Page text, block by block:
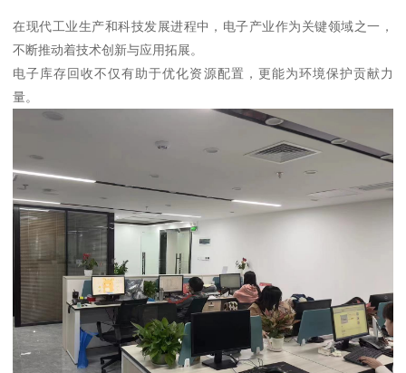
在现代工业生产和科技发展进程中，电子产业作为关键领域之一，
不断推动着技术创新与应用拓展。
电子库存回收不仅有助于优化资源配置，更能为环境保护贡献力
量。